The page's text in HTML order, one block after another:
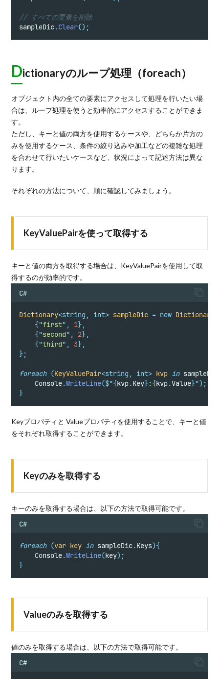
// すべての要素を削除
sampleDic.Clear();
Dictionaryのループ処理（foreach）
オブジェクト内の全ての要素にアクセスして処理を行いたい場
合は、ループ処理を使うと効率的にアクセスすることができま
す。
ただし、キーと値の両方を使用するケースや、どちらか片方の
みを使用するケース、条件の絞り込みや加工などの複雑な処理
を合わせて行いたいケースなど、状況によって記述方法は異な
ります。
それぞれの方法について、順に確認してみましょう。
KeyValuePairを使って取得する
キーと値の両方を取得する場合は、KeyValuePairを使用して取
得するのが効率的です。
C#
Dictionary<string , int> sampleDic = new Dictionary
{"first" , 1},
{"second" , 2},
{"third" , 3},
};
foreach (KeyValuePair<string , int> kvp in sampleDic
    Console
.WriteLine($"{kvp.Key}:{kvp.Value}");
}
Keyプロパティと Valueプロパティを使用することで、キーと値
をそれぞれ取得することができます。
Keyのみを取得する
キーのみを取得する場合は、以下の方法で取得可能です。
C#
foreach (var key in sampleDic.Keys){
    Console
.WriteLine(key);
}
Valueのみを取得する
値のみを取得する場合は、以下の方法で取得可能です。
C#